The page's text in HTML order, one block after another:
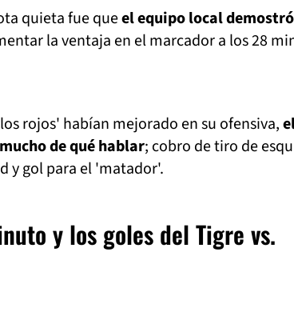
quieta fue queel equipo local
la ventaja en el marcador a los 28
rojos' habían mejorado en su ofensiva,
de qué hablar; cobro de tiro de
y gol para el 'matador'.
y los goles del Tigre vs.